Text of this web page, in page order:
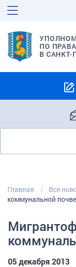
ПО
В САНКТ-
Главная Все
коммунальной почве
05 декабря 2013